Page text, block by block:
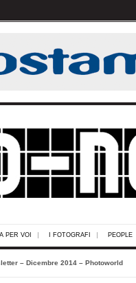
PER VOI I FOTOGRAFI PEOPLE
– Dicembre 2014 – Photoworld